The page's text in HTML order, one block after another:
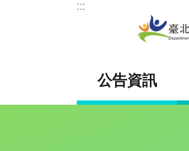
跳到主要內容區塊
:::
公告資訊